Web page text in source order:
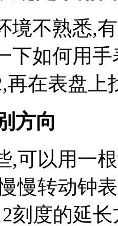
境不熟悉,
下如何用
再在表盘上
方向
,可以用一
慢转动钟
刻度的延